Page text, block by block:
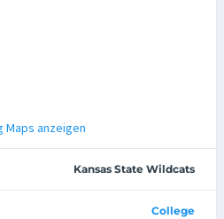
Maps anzeigen
Kansas State Wildcats
College